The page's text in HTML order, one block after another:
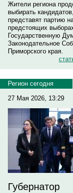
Жители региона
выбирать
представят партию
предстоящих
Государственную
Законодательное
Приморского края.
Регион сегодня
27 Мая 2026, 13:29
Губернатор